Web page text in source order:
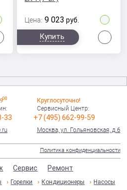
Цена: 9 023 руб.
Купить
00
33
Круглосуточно!
Сервисный Центр:
+7 (495) 662-99-59
Москва, ул. Гольяновская, д.6
Политика конфиденциальности
Сервис Ремонт
Горелки Кондиционеры
Насосы